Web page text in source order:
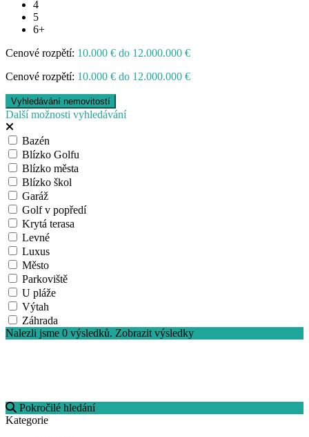
4
5
6+
Cenové rozpětí: 10.000 € do 12.000.000 €
Cenové rozpětí: 10.000 € do 12.000.000 €
Další možnosti vyhledávání
Bazén
Blízko Golfu
Blízko města
Blízko škol
Garáž
Golf v popředí
Krytá terasa
Levné
Luxus
Město
Parkoviště
U pláže
Výtah
Záhrada
Nalezli jsme0 výsledků.Zobrazit výsledky
Pokročilé hledání
Kategorie